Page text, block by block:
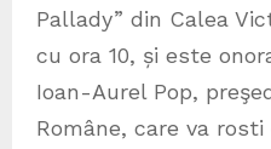
Pallady” din Calea
cu ora 10, și este
Ioan-Aurel Pop,
Române, care va